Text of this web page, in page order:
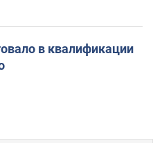
в квалификации